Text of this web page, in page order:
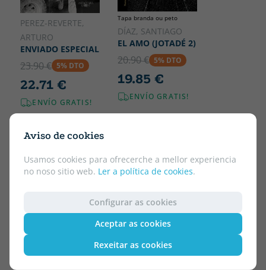
Aviso de cookies
Usamos cookies para ofrecerche a mellor experiencia
no noso sitio web. Ler a política de cookies.
Configurar as cookies
Aceptar as cookies
Rexeitar as cookies
PEREZ-REVERTE,
ARTURO
ENVIADO ESPECIAL
23.90 € 5% DTO
22.71 €
ENVÍO GRATIS!
Tapa branda ou peto
DÍAZ, SANTIAGO
EL AMO (JOTADÉ 2)
20.90 € 5% DTO
19.85 €
ENVÍO GRATIS!